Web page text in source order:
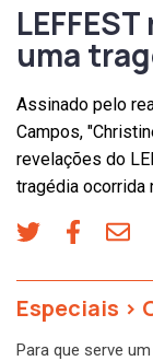
uma
Assinado pelo
Campos,
revelações do
tragédia ocorrida
Especiais >
Para que serve